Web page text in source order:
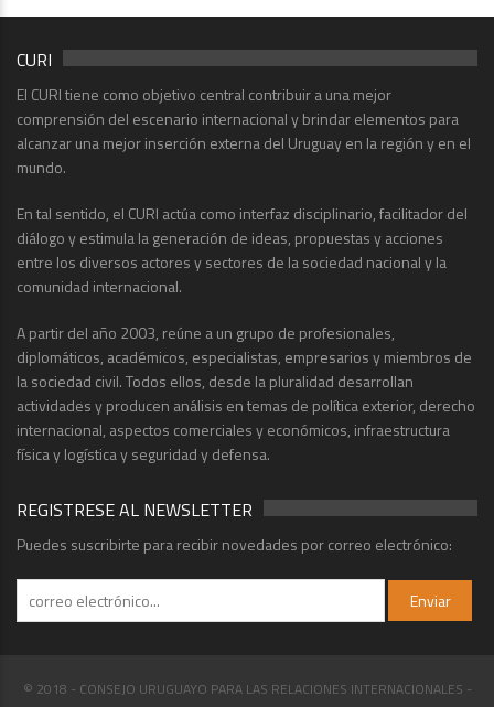
CURI
El CURI tiene como objetivo central contribuir a una mejor
comprensión del escenario internacional y brindar elementos para
alcanzar una mejor inserción externa del Uruguay en la región y en el
mundo.
En tal sentido, el CURI actúa como interfaz disciplinario, facilitador del
diálogo y estimula la generación de ideas, propuestas y acciones
entre los diversos actores y sectores de la sociedad nacional y la
comunidad internacional.
A partir del año 2003, reúne a un grupo de profesionales,
diplomáticos, académicos, especialistas, empresarios y miembros de
la sociedad civil. Todos ellos, desde la pluralidad desarrollan
actividades y producen análisis en temas de política exterior, derecho
internacional, aspectos comerciales y económicos, infraestructura
física y logística y seguridad y defensa.
REGISTRESE AL NEWSLETTER
Puedes suscribirte para recibir novedades por correo electrónico:
© 2018 - CONSEJO URUGUAYO PARA LAS RELACIONES INTERNACIONALES -